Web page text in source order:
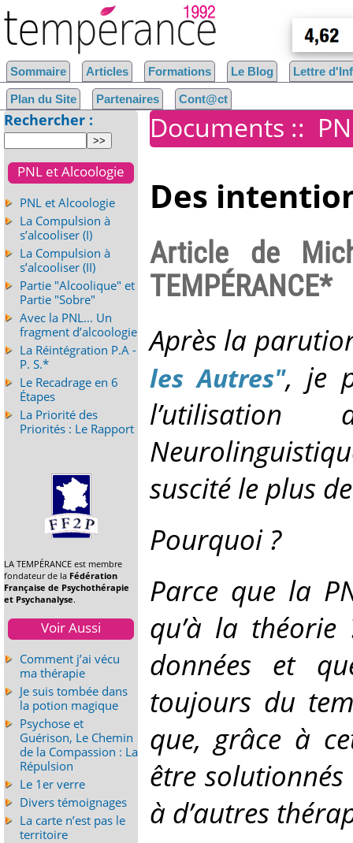
Documents ::
Des
Article de
TEMPÉRANCE*
Après la
les Autres", je
suscité le plus
Pourquoi ?
Parce que la
qu’à la théorie
données et
toujours du
que, grâce à
être
à d’autres
Sommaire Articles Formations Le Blog Lettre
Plan du Site Partenaires Cont@ct
Rechercher :
PNL et Alcoologie
PNL et Alcoologie
La Compulsion à
s’alcooliser (I)
La Compulsion à
s’alcooliser (II)
Partie "Alcoolique" et
Partie "Sobre"
Avec la PNL... Un
fragment d’alcoologie
La Réintégration P.A -
P. S.*
Le Recadrage en 6
Étapes
La Priorité des
Priorités : Le Rapport
LA TEMPÉRANCE est membre
fondateur de la Fédération
Française de Psychothérapie
et Psychanalyse.
Voir Aussi
Comment j’ai vécu
ma thérapie
Je suis tombée dans
la potion magique
Psychose et
Guérison, Le Chemin
de la Compassion : La
Répulsion
Le 1er verre
Divers témoignages
La carte n’est pas le
territoire